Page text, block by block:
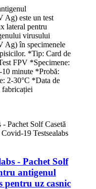
Ag) este un test
lateral pentru
virusului
Ag) în specimenele
*Tip: Card de
FPV *Specimene:
10 minute *Probă:
2-30°C *Data de
fabricației
- Pachet Solf
antigenul
pentru uz casnic